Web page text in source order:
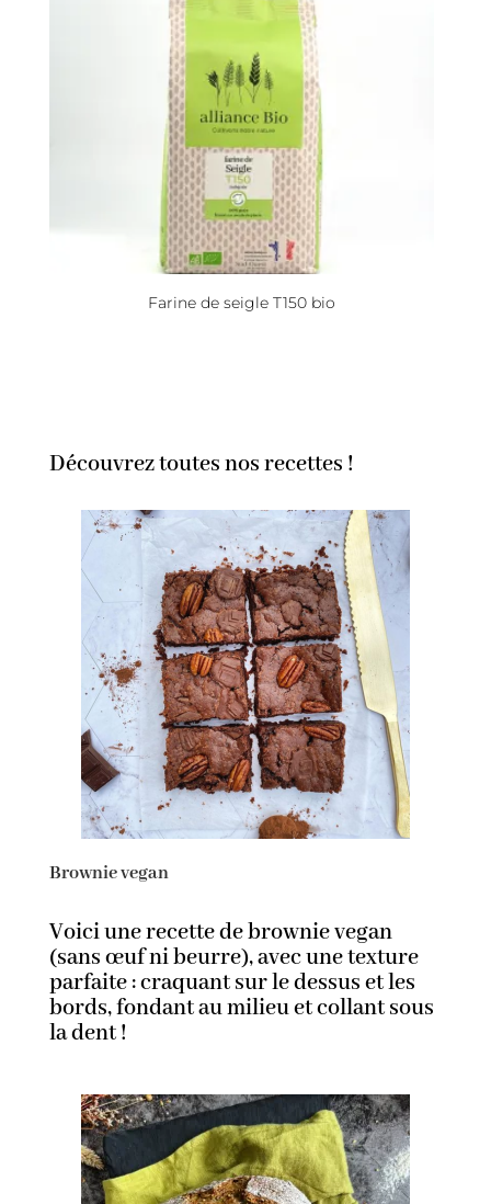
Farine de seigle T150 bio
Découvrez toutes nos recettes !
Brownie vegan
Voici une recette de brownie vegan
(sans œuf ni beurre), avec une texture
parfaite : craquant sur le dessus et les
bords, fondant au milieu et collant sous
la dent !